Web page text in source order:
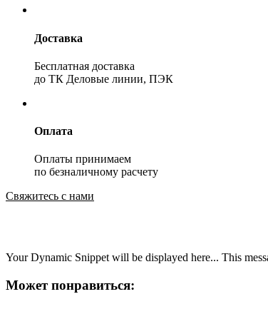
Доставка
Бесплатная доставка
до ТК Деловые линии, ПЭК
Оплата
Оплаты принимаем
по безналичному расчету
Свяжитесь с нами
Your Dynamic Snippet will be displayed here... This
Может понравиться: